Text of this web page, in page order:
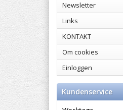
Newsletter
Links
KONTAKT
Om cookies
Einloggen
Kundenservice